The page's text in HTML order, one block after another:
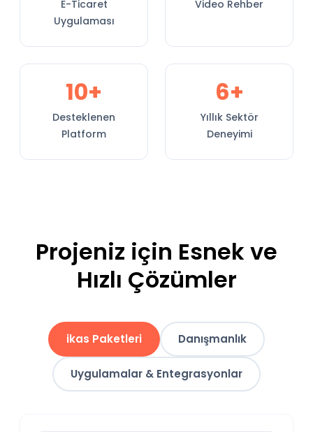
E-Ticaret
Uygulaması
Video Rehber
10+
Desteklenen
Platform
6+
Yıllık Sektör
Deneyimi
Projeniz için Esnek ve
Hızlı Çözümler
ikas Paketleri Danışmanlık
Uygulamalar & Entegrasyonlar